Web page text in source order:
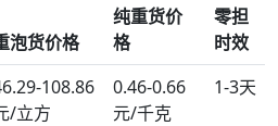
泡货价格
纯重货价
格
零担
时效
108.86
/立方
0.46-0.66
元/千克
1-3天